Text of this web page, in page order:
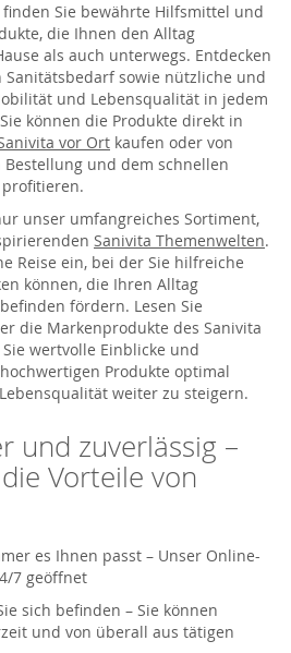
Sie bewährte Hilfsmittel und
die Ihnen den Alltag
als auch unterwegs. Entdecken
Sanitätsbedarf sowie nützliche und
und Lebensqualität in jedem
können die Produkte direkt in
vor Ort kaufen oder von
und dem schnellen
unser umfangreiches Sortiment,
Sanivita Themenwelten.
Reise ein, bei der Sie hilfreiche
können, die Ihren Alltag
fördern. Lesen Sie
die Markenprodukte des Sanivita
wertvolle Einblicke und
Produkte optimal
weiter zu steigern.
und zuverlässig –
Vorteile von
es Ihnen passt – Unser Online-
7 geöffnet
sich befinden – Sie können
und von überall aus tätigen